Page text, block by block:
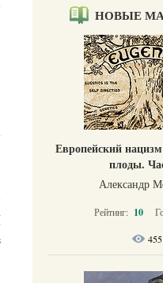
НОВЫЕ
Европейский
плоды.
Александр
Рейтинг: 10
455